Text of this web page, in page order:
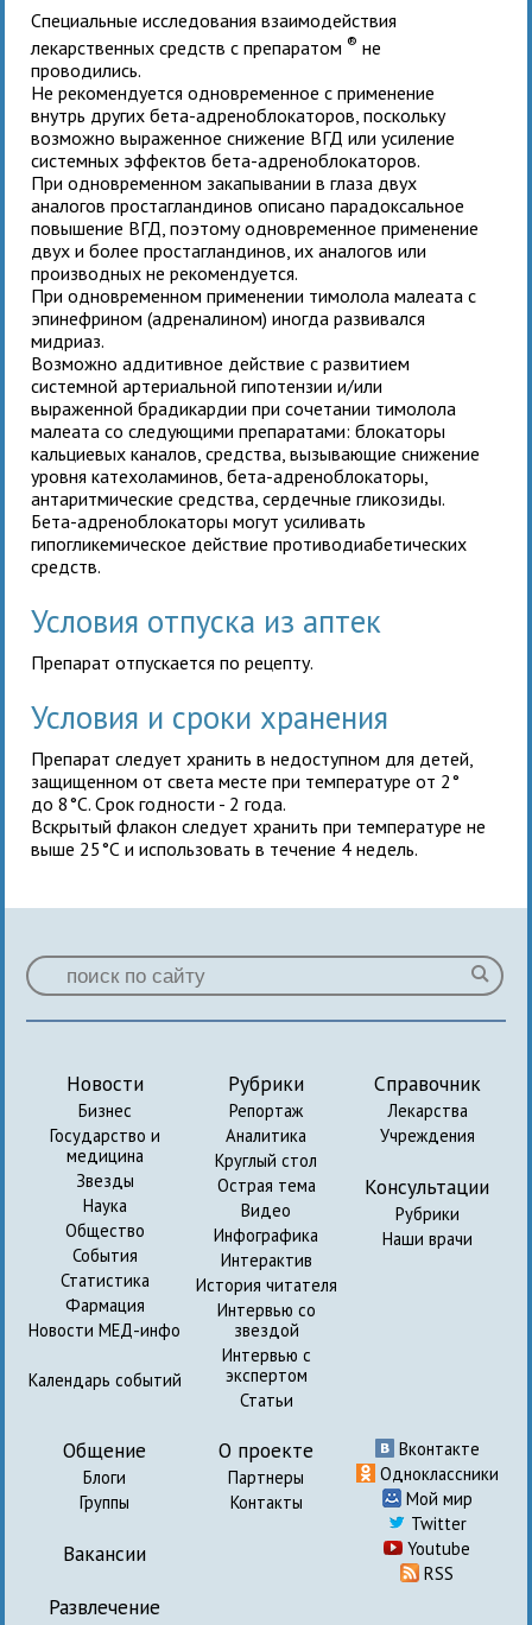
Специальные исследования взаимодействия
лекарственных средств с препаратом® не
проводились.
Не рекомендуется одновременное сприменение
внутрь других бета-адреноблокаторов, поскольку
возможно выраженное снижение ВГД или усиление
системных эффектов бета-адреноблокаторов.
При одновременном закапывании в глаза двух
аналогов простагландинов описано парадоксальное
повышение ВГД, поэтому одновременное применение
двух и более простагландинов, их аналогов или
производных не рекомендуется.
При одновременном применении тимолола малеата с
эпинефрином (адреналином) иногда развивался
мидриаз.
Возможно аддитивное действие с развитием
системной артериальной гипотензии и/или
выраженной брадикардии при сочетании тимолола
малеата со следующими препаратами: блокаторы
кальциевых каналов, средства, вызывающие снижение
уровня катехоламинов, бета-адреноблокаторы,
антаритмические средства, сердечные гликозиды.
Бета-адреноблокаторы могут усиливать
гипогликемическое действие противодиабетических
средств.
Условия отпуска из аптек
Препарат отпускается по рецепту.
Условия и сроки хранения
Препарат следует хранить в недоступном для детей,
защищенном от света месте при температуре от 2°
до 8°С. Срок годности - 2 года.
Вскрытый флакон следует хранить при температуре не
выше 25°С и использовать в течение 4 недель.
Новости
Бизнес
Государство и
медицина
Звезды
Наука
Общество
События
Статистика
Фармация
Новости МЕД-инфо
Календарь событий
Рубрики
Репортаж
Аналитика
Круглый стол
Острая тема
Видео
Инфографика
Интерактив
История читателя
Интервью со
звездой
Интервью с
экспертом
Статьи
Справочник
Лекарства
Учреждения
Консультации
Рубрики
Наши врачи
Общение
Блоги
Группы
Вакансии
Развлечение
О проекте
Партнеры
Контакты
Вконтакте
Одноклассники
Мой мир
Twitter
Youtube
RSS